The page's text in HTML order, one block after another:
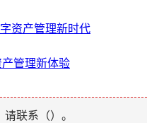
资产管理新时代
产管理新体验
请联系（）。